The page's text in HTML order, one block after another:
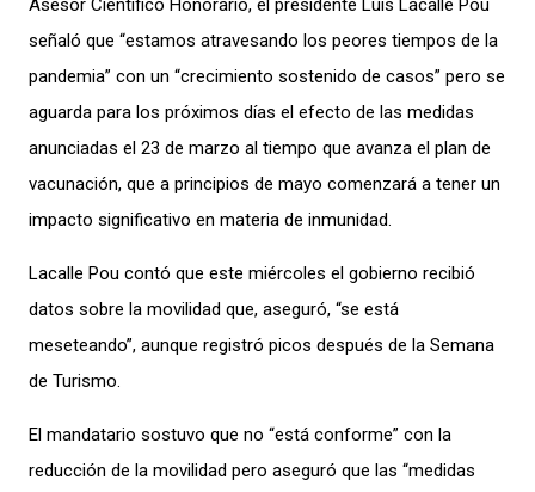
Asesor Científico Honorario, el presidente Luis Lacalle Pou
señaló que “estamos atravesando los peores tiempos de la
pandemia” con un “crecimiento sostenido de casos” pero se
aguarda para los próximos días el efecto de las medidas
anunciadas el 23 de marzo al tiempo que avanza el plan de
vacunación, que a principios de mayo comenzará a tener un
impacto significativo en materia de inmunidad.
Lacalle Pou contó que este miércoles el gobierno recibió
datos sobre la movilidad que, aseguró, “se está
meseteando”, aunque registró picos después de la Semana
de Turismo.
El mandatario sostuvo que no “está conforme” con la
reducción de la movilidad pero aseguró que las “medidas